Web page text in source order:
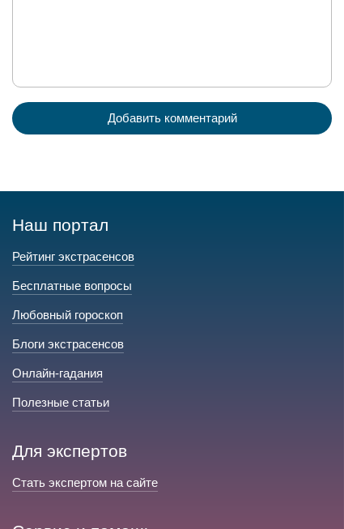
Добавить комментарий
Наш портал
Рейтинг экстрасенсов
Бесплатные вопросы
Любовный гороскоп
Блоги экстрасенсов
Онлайн-гадания
Полезные статьи
Для экспертов
Стать экспертом на сайте